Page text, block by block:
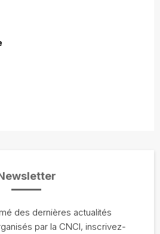
des dernières actualités
par la CNCI, inscrivez-